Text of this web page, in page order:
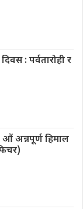
: पर्वतारोही र
औं अन्नपूर्ण हिमाल